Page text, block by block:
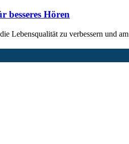
besseres Hören
Lebensqualität zu verbessern und am